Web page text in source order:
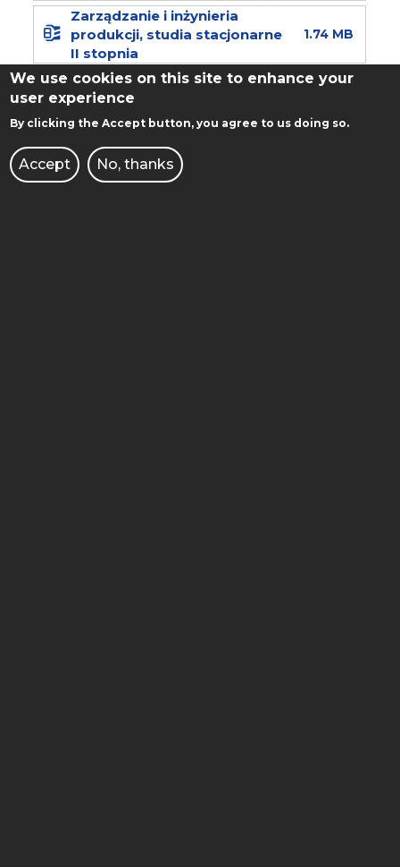
SHARE:
Zarządzanie i inżynieria
produkcji, studia stacjonarne
II stopnia
1.74 MB
Efekty uczenia się 223.4 KB
We use cookies on this site to enhance your
user experience
By clicking the Accept button, you agree to us doing so.
Accept No, thanks